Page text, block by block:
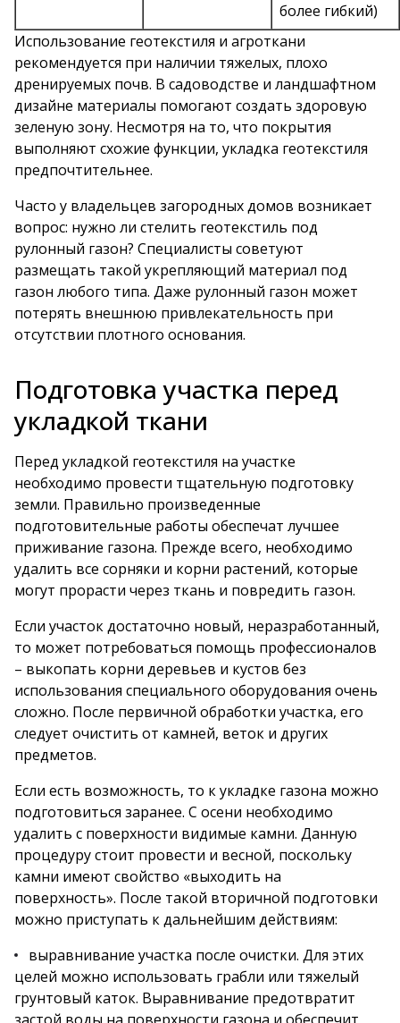
более гибкий)
Использование геотекстиля и агроткани
рекомендуется при наличии тяжелых, плохо
дренируемых почв. В садоводстве и ландшафтном
дизайне материалы помогают создать здоровую
зеленую зону. Несмотря на то, что покрытия
выполняют схожие функции, укладка геотекстиля
предпочтительнее.
Часто у владельцев загородных домов возникает
вопрос: нужно ли стелить геотекстиль под
рулонный газон? Специалисты советуют
размещать такой укрепляющий материал под
газон любого типа. Даже рулонный газон может
потерять внешнюю привлекательность при
отсутствии плотного основания.
Подготовка участка перед
укладкой ткани
Перед укладкой геотекстиля на участке
необходимо провести тщательную подготовку
земли. Правильно произведенные
подготовительные работы обеспечат лучшее
приживание газона. Прежде всего, необходимо
удалить все сорняки и корни растений, которые
могут прорасти через ткань и повредить газон.
Если участок достаточно новый, неразработанный,
то может потребоваться помощь профессионалов
– выкопать корни деревьев и кустов без
использования специального оборудования очень
сложно. После первичной обработки участка, его
следует очистить от камней, веток и других
предметов.
Если есть возможность, то к укладке газона можно
подготовиться заранее. С осени необходимо
удалить с поверхности видимые камни. Данную
процедуру стоит провести и весной, поскольку
камни имеют свойство «выходить на
поверхность». После такой вторичной подготовки
можно приступать к дальнейшим действиям:
выравнивание участка после очистки. Для этих
целей можно использовать грабли или тяжелый
грунтовый каток. Выравнивание предотвратит